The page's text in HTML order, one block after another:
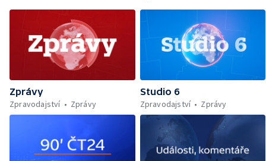
Zprávy
Zpravodajství
Zprávy
Studio 6
Zpravodajství
Zprávy